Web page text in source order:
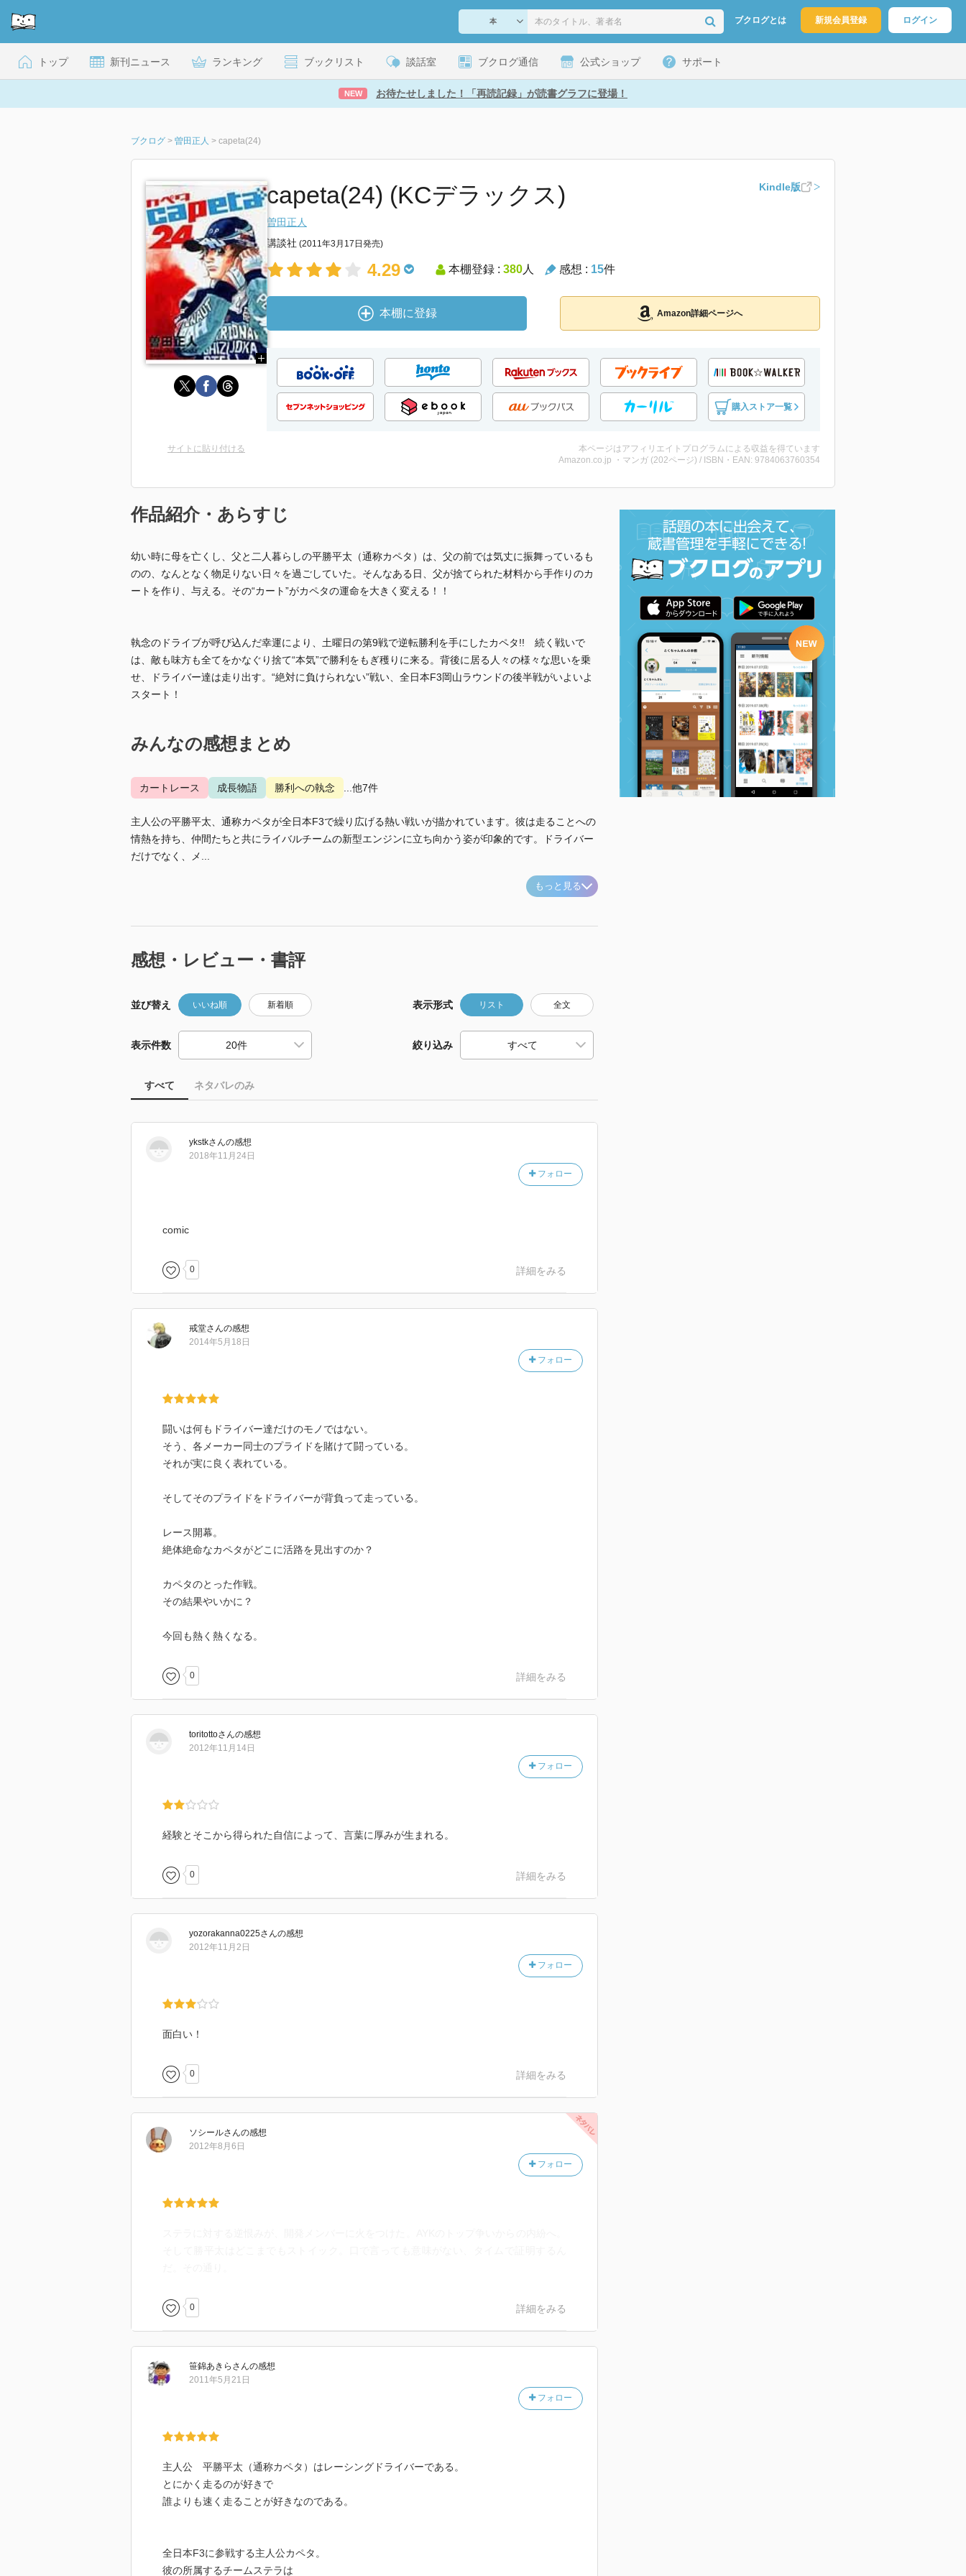
ブクログとは 新規会員登録 ログイン
トップ 新刊ニュース ランキング ブックリスト 談話室 ブクログ通信 公式ショップ サポート
NEW お待たせしました！「再読記録」が読書グラフに登場！
ブクログ > 曽田正人 > capeta(24)
capeta(24) (KCデラックス) Kindle版
曽田正人
講談社 (2011年3月17日発売)
4.29 本棚登録 : 380人 感想 : 15件
本棚に登録 Amazon詳細ページへ
購入ストア一覧
サイトに貼り付ける
本ページはアフィリエイトプログラムによる収益を得ています
Amazon.co.jp ・マンガ (202ページ) / ISBN・EAN: 9784063760354
作品紹介・あらすじ
幼い時に母を亡くし、父と二人暮らしの平勝平太（通称カペタ）は、父の前では気丈に振舞っているも
のの、なんとなく物足りない日々を過ごしていた。そんなある日、父が捨てられた材料から手作りのカ
ートを作り、与える。その“カート”がカペタの運命を大きく変える！！
執念のドライブが呼び込んだ幸運により、土曜日の第9戦で逆転勝利を手にしたカペタ!! 続く戦いで
は、敵も味方も全てをかなぐり捨て“本気”で勝利をもぎ穫りに来る。背後に居る人々の様々な思いを乗
せ、ドライバー達は走り出す。“絶対に負けられない”戦い、全日本F3岡山ラウンドの後半戦がいよいよ
スタート！
みんなの感想まとめ
カートレース 成長物語 勝利への執念 ...他7件
主人公の平勝平太、通称カペタが全日本F3で繰り広げる熱い戦いが描かれています。彼は走ることへの
情熱を持ち、仲間たちと共にライバルチームの新型エンジンに立ち向かう姿が印象的です。ドライバー
だけでなく、メ...
もっと見る
感想・レビュー・書評
並び替え いいね順 新着順 表示形式 リスト 全文
表示件数 絞り込み
すべて ネタバレのみ
ykstkさんの感想
フォロー
2018年11月24日
comic
0 詳細をみる
戒堂さんの感想
フォロー
2014年5月18日
闘いは何もドライバー達だけのモノではない。
そう、各メーカー同士のプライドを賭けて闘っている。
それが実に良く表れている。
そしてそのプライドをドライバーが背負って走っている。
レース開幕。
絶体絶命なカペタがどこに活路を見出すのか？
カペタのとった作戦。
その結果やいかに？
今回も熱く熱くなる。
0 詳細をみる
toritottoさんの感想
フォロー
2012年11月14日
経験とそこから得られた自信によって、言葉に厚みが生まれる。
0 詳細をみる
yozorakanna0225さんの感想
フォロー
2012年11月2日
面白い！
0 詳細をみる
ソシールさんの感想
フォロー
2012年8月6日
0 詳細をみる
笹錦あきら さんの感想
フォロー
2011年5月21日
主人公 平勝平太（通称カペタ）はレーシングドライバーである。
とにかく走るのが好きで
誰よりも速く走ることが好きなのである。
全日本F3に参戦する主人公カペタ。
彼の所属するチームステラは